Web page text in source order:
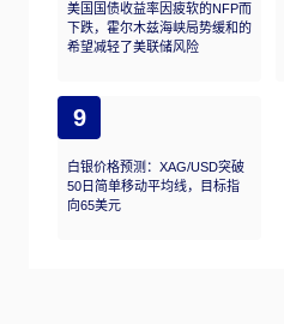
美国国债收益率因疲软的NFP而
下跌，霍尔木兹海峡局势缓和的
希望减轻了美联储风险
9
白银价格预测：XAG/USD突破
50日简单移动平均线，目标指
向65美元